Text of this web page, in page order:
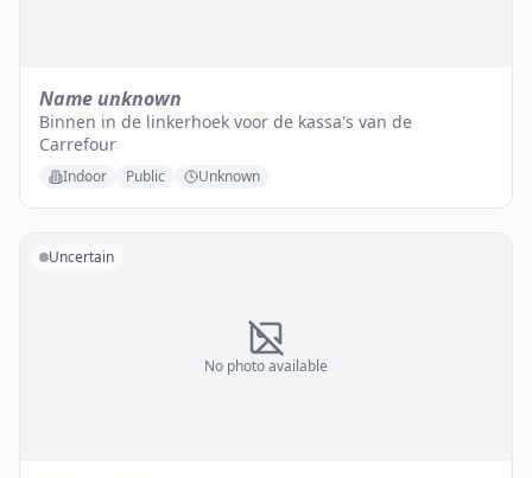
Name unknown
Binnen in de linkerhoek voor de kassa's van de
Carrefour
Indoor Public Unknown
No photo available
Uncertain